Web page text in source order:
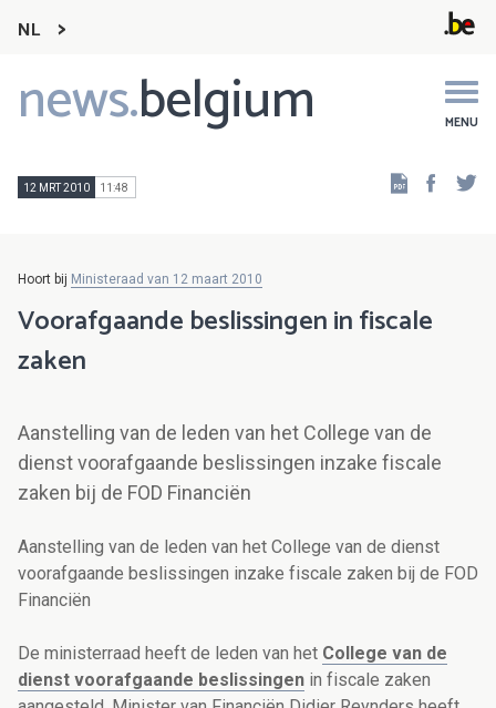
NL
news.belgium MENU
Main
navigation
12 MRT 2010 11:48
Hoort bij Ministeraad van 12 maart 2010
Voorafgaande beslissingen in fiscale
zaken
Aanstelling van de leden van het College van de
dienst voorafgaande beslissingen inzake fiscale
zaken bij de FOD Financiën
Aanstelling van de leden van het College van de dienst
voorafgaande beslissingen inzake fiscale zaken bij de FOD
Financiën
De ministerraad heeft de leden van het College van de
dienst voorafgaande beslissingen in fiscale zaken